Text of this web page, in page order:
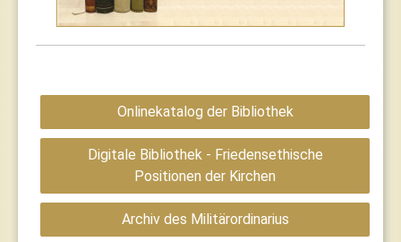
Onlinekatalog der Bibliothek
Digitale Bibliothek - Friedensethische
Positionen der Kirchen
Archiv des Militärordinarius